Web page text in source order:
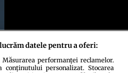
datele pentru a oferi:
performanței reclamelor.
personalizat. Stocarea